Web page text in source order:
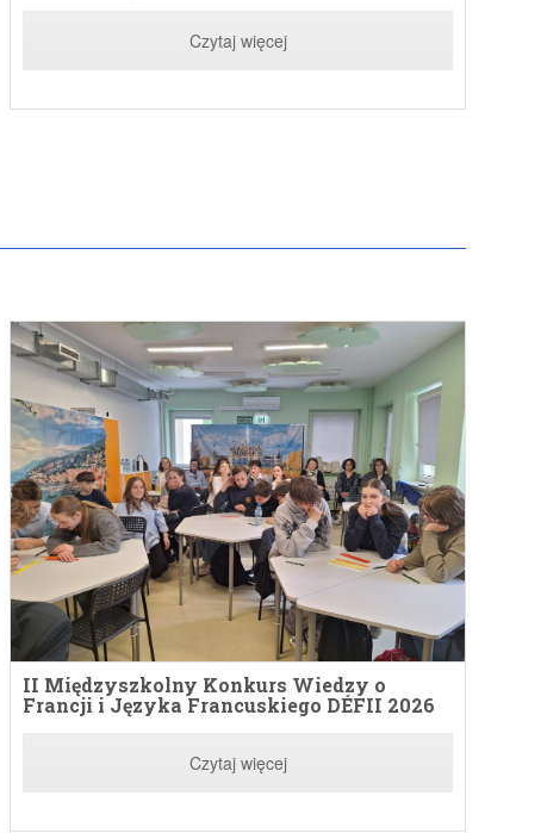
Czytaj więcej
II Międzyszkolny Konkurs Wiedzy o
Francji i Języka Francuskiego DÉFII 2026
Czytaj więcej